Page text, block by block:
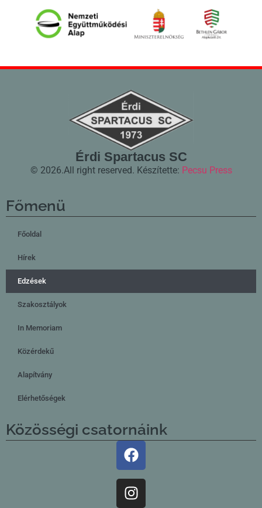
Érdi Spartacus SC
© 2026.All right reserved. Készítette: Pecsu Press
Főmenü
Főoldal
Hírek
Edzések
Szakosztályok
In Memoriam
Közérdekű
Alapítvány
Elérhetőségek
Közösségi csatornáink